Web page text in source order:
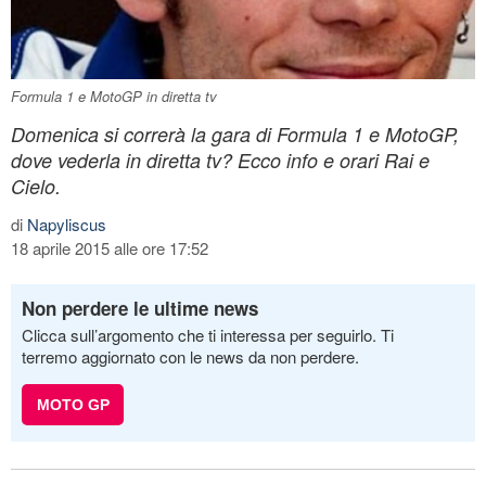
Formula 1 e MotoGP in diretta tv
Domenica si correrà la gara di Formula 1 e MotoGP,
dove vederla in diretta tv? Ecco info e orari Rai e
Cielo.
di Napyliscus
18 aprile 2015 alle ore 17:52
Non perdere le ultime news
Clicca sull’argomento che ti interessa per seguirlo. Ti
terremo aggiornato con le news da non perdere.
MOTO GP